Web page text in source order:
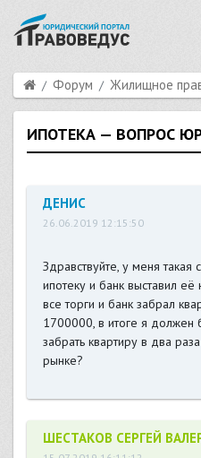
Форум Жилищное
ИПОТЕКА — ВОПРОС
ДЕНИС
26.06.2019 12:15:50
Здравствуйте, у меня такая
ипотеку и банк выставил
все торги и банк забрал
1700000, в итоге я должен
забрать квартиру в два
рынке?
ШЕСТАКОВ СЕРГЕЙ